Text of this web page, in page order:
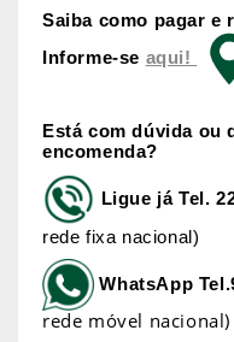
Saiba como pagar e
Informe-se aqui!
Está com dúvida ou
encomenda?
Ligue já Tel.
rede fixa nacional)
WhatsApp
rede móvel nacional)